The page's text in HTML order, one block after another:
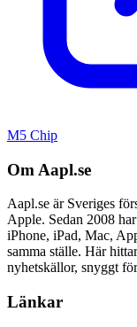
M5 Chip
Om Aapl.se
Aapl.se är Sveriges
Apple. Sedan 2008
iPhone, iPad, Mac,
samma ställe. Här
nyhetskällor, snyggt
Länkar